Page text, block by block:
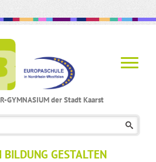
GYMNASIUM der Stadt Kaarst
BILDUNG GESTALTEN